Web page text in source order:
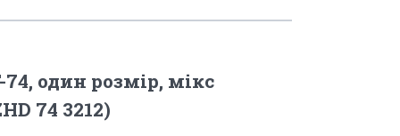
один розмір, мікс
74 3212)